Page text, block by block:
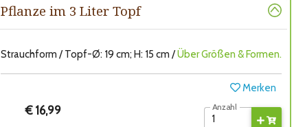
Pflanze im 3 Liter Topf
Strauchform / Topf-Ø: 19 cm; H: 15 cm /Über Größen & Formen.
Merken
€ 16,99 Anzahl